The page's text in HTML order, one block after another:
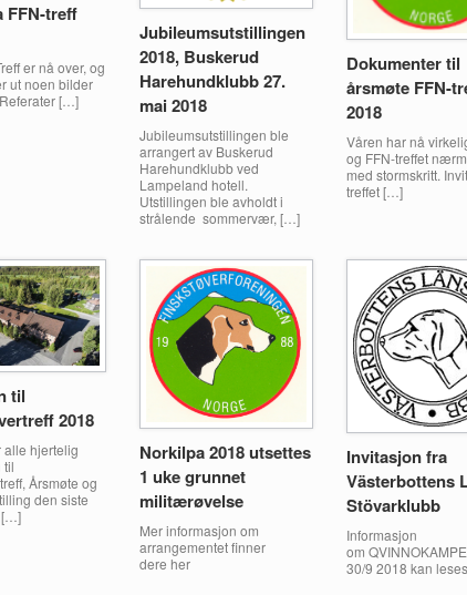
FFN-treff
er nå over, og
ut noen bilder
[…]
Jubileumsutstillingen
2018, Buskerud
Harehundklubb 27.
mai 2018
Jubileumsutstillingen ble
arrangert av Buskerud
Harehundklubb ved
Lampeland hotell.
Utstillingen ble avholdt i
strålende sommervær, […]
Dokumenter til
årsmøte FFN-
2018
Våren har nå
og FFN-treffet
med stormskritt.
treffet […]
til
2018
alle hjertelig
til
Årsmøte og
den siste
[…]
Norkilpa 2018 utsettes
1 uke grunnet
militærøvelse
Mer informasjon om
arrangementet finner
dere her
Invitasjon fra
Västerbottens
Stövarklubb
Informasjon
om
30/9 2018 kan